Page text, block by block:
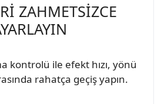
ZAHMETSİZCE
kontrolü ile efekt hızı, yönü
rahatça geçiş yapın.